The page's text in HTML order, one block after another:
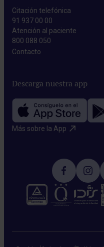
Citación telefónica
91 937 00 00
Atención al paciente
800 088 050
Contacto​
Descarga nuestra app
Más sobre la App​